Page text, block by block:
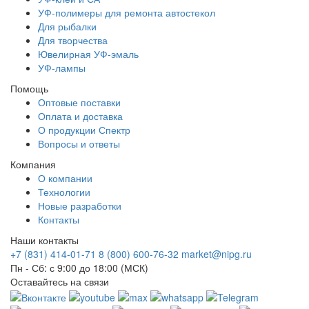
УФ-полимеры для ремонта автостекол
Для рыбалки
Для творчества
Ювелирная УФ-эмаль
УФ-лампы
Помощь
Оптовые поставки
Оплата и доставка
О продукции Спектр
Вопросы и ответы
Компания
О компании
Технологии
Новые разработки
Контакты
Наши контакты
+7 (831) 414-01-71 8 (800) 600-76-32 market@nipg.ru
Пн - Сб: с 9:00 до 18:00 (МСК)
Оставайтесь на связи